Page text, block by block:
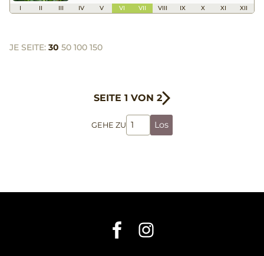
I II III IV V VI VII VIII IX X XI XII
JE SEITE: 30 50 100 150
SEITE 1 VON 2
GEHE ZU Los